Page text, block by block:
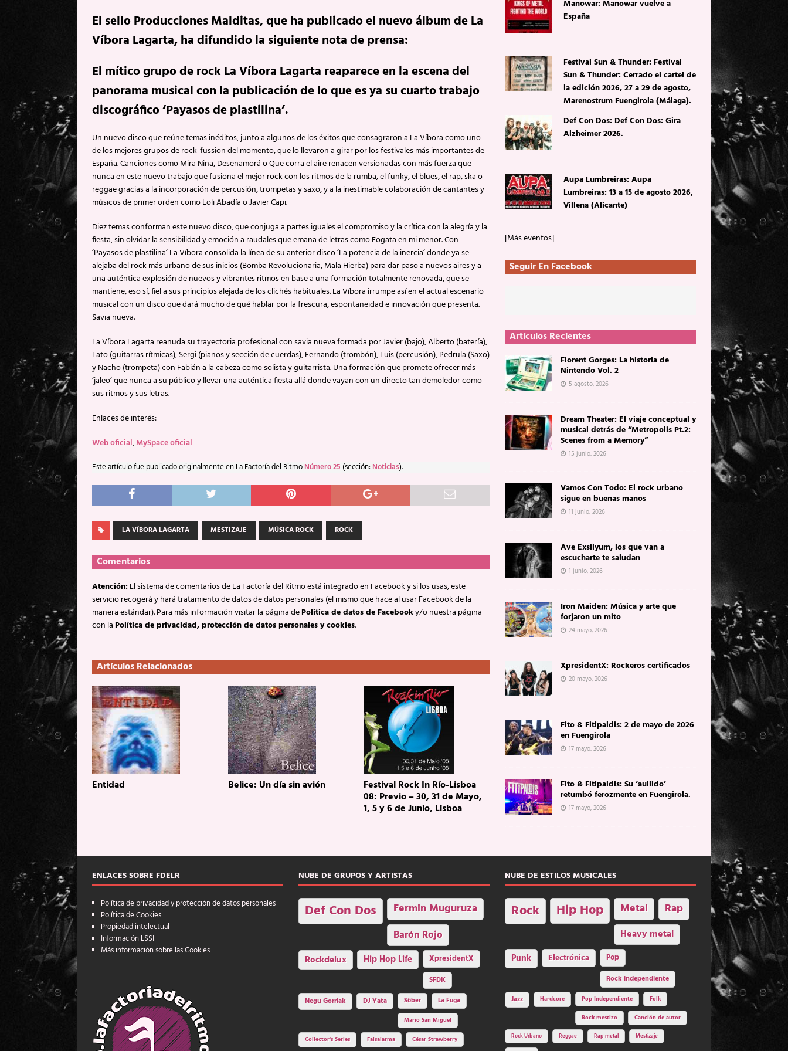
El sello Producciones Malditas, que ha publicado el nuevo álbum de La
Víbora Lagarta, ha difundido la siguiente nota de prensa:
El mítico grupo de rock La Víbora Lagarta reaparece en la escena del
panorama musical con la publicación de lo que es ya su cuarto trabajo
discográfico ‘Payasos de plastilina’.
Un nuevo disco que reúne temas inéditos, junto a algunos de los éxitos que consagraron a La Víbora como uno
de los mejores grupos de rock-fussion del momento, que lo llevaron a girar por los festivales más importantes de
España. Canciones como Mira Niña, Desenamorá o Que corra el aire renacen versionadas con más fuerza que
nunca en este nuevo trabajo que fusiona el mejor rock con los ritmos de la rumba, el funky, el blues, el rap, ska o
reggae gracias a la incorporación de percusión, trompetas y saxo, y a la inestimable colaboración de cantantes y
músicos de primer orden como Loli Abadía o Javier Capi.
Diez temas conforman este nuevo disco, que conjuga a partes iguales el compromiso y la crítica con la alegría y la
fiesta, sin olvidar la sensibilidad y emoción a raudales que emana de letras como Fogata en mi menor. Con
‘Payasos de plastilina’ La Víbora consolida la línea de su anterior disco ‘La potencia de la inercia’ donde ya se
alejaba del rock más urbano de sus inicios (Bomba Revolucionaria, Mala Hierba) para dar paso a nuevos aires y a
una auténtica explosión de nuevos y vibrantes ritmos en base a una formación totalmente renovada, que se
mantiene, eso sí, fiel a sus principios alejada de los clichés habituales. La Víbora irrumpe así en el actual escenario
musical con un disco que dará mucho de qué hablar por la frescura, espontaneidad e innovación que presenta.
Savia nueva.
La Víbora Lagarta reanuda su trayectoria profesional con savia nueva formada por Javier (bajo), Alberto (batería),
Tato (guitarras rítmicas), Sergi (pianos y sección de cuerdas), Fernando (trombón), Luis (percusión), Pedrula (Saxo)
y Nacho (trompeta) con Fabián a la cabeza como solista y guitarrista. Una formación que promete ofrecer más
‘jaleo’ que nunca a su público y llevar una auténtica fiesta allá donde vayan con un directo tan demoledor como
sus ritmos y sus letras.
Enlaces de interés:
Web oficial,MySpace oficial
Este artículo fue publicado originalmente en La Factoría del Ritmo Número 25 (sección: Noticias).
LA VÍBORA LAGARTA MESTIZAJE MÚSICA ROCK ROCK
Comentarios
Atención:El sistema de comentarios de La Factoría del Ritmo está integrado en Facebook y si los usas, este
servicio recogerá y hará tratamiento de datos de datos personales (el mismo que hace al usar Facebook de la
manera estándar). Para más información visitar la página dePolitica de datos de Facebooky/o nuestra página
con laPolítica de privacidad, protección de datos personales y cookies.
Artículos Relacionados
Entidad Belice: Un día sin avión Festival Rock In Río-Lisboa
08: Previo – 30, 31 de Mayo,
1, 5 y 6 de Junio, Lisboa
Manowar: Manowar vuelve a
España
Festival Sun & Thunder: Festival
Sun & Thunder: Cerrado el cartel de
la edición 2026, 27 a 29 de agosto,
Marenostrum Fuengirola (Málaga).
Def Con Dos: Def Con Dos: Gira
Alzheimer 2026.
Aupa Lumbreiras: Aupa
Lumbreiras: 13 a 15 de agosto 2026,
Villena (Alicante)
[Más eventos]
Seguir En Facebook
Artículos Recientes
Florent Gorges: La historia de
Nintendo Vol. 2
5 agosto, 2026
Dream Theater: El viaje conceptual y
musical detrás de “Metropolis Pt.2:
Scenes from a Memory”
15 junio, 2026
Vamos Con Todo: El rock urbano
sigue en buenas manos
11 junio, 2026
Ave Exsilyum, los que van a
escucharte te saludan
1 junio, 2026
Iron Maiden: Música y arte que
forjaron un mito
24 mayo, 2026
XpresidentX: Rockeros certificados
20 mayo, 2026
Fito & Fitipaldis: 2 de mayo de 2026
en Fuengirola
17 mayo, 2026
Fito & Fitipaldis: Su ‘aullido’
retumbó ferozmente en Fuengirola.
17 mayo, 2026
ENLACES SOBRE FDELR
Política de privacidad y protección de datos personales
Política de Cookies
Propiedad intelectual
Información LSSI
Más información sobre las Cookies
NUBE DE GRUPOS Y ARTISTAS
Def Con Dos Fermin Muguruza
Barón Rojo
Rockdelux Hip Hop Life
XpresidentX
SFDK
Negu Gorriak
DJ Yata Sôber
La Fuga
Mario San Miguel
Collector's Series
Falsalarma César Strawberry
NUBE DE ESTILOS MUSICALES
Rock Hip Hop Metal Rap
Heavy metal
Punk Electrónica
Pop
Rock independiente
Jazz Hardcore Pop Independiente Folk
Rock mestizo Canción de autor
Rock Urbano Reggae Rap metal Mestizaje